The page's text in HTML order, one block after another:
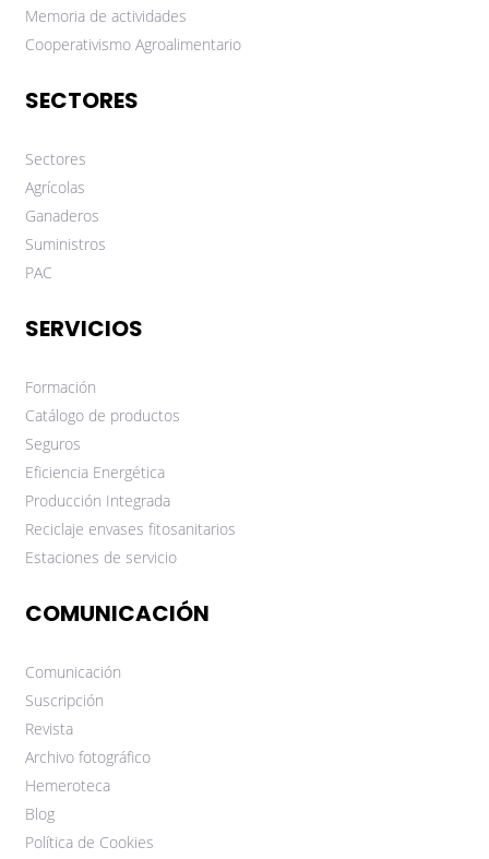
Memoria de actividades
Cooperativismo Agroalimentario
SECTORES
Sectores
Agrícolas
Ganaderos
Suministros
PAC
SERVICIOS
Formación
Catálogo de productos
Seguros
Eficiencia Energética
Producción Integrada
Reciclaje envases fitosanitarios
Estaciones de servicio
COMUNICACIÓN
Comunicación
Suscripción
Revista
Archivo fotográfico
Hemeroteca
Blog
Política de Cookies